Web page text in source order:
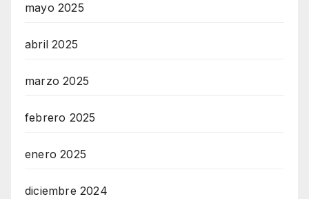
mayo 2025
abril 2025
marzo 2025
febrero 2025
enero 2025
diciembre 2024